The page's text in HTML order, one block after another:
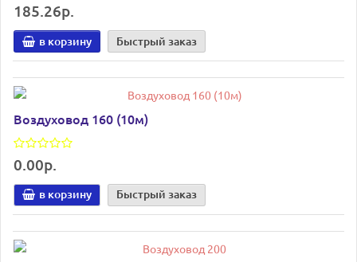
185.26р.
в корзину Быстрый заказ
Воздуховод 160 (10м)
0.00р.
в корзину Быстрый заказ